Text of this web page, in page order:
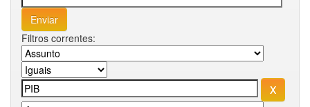
Filtros correntes: